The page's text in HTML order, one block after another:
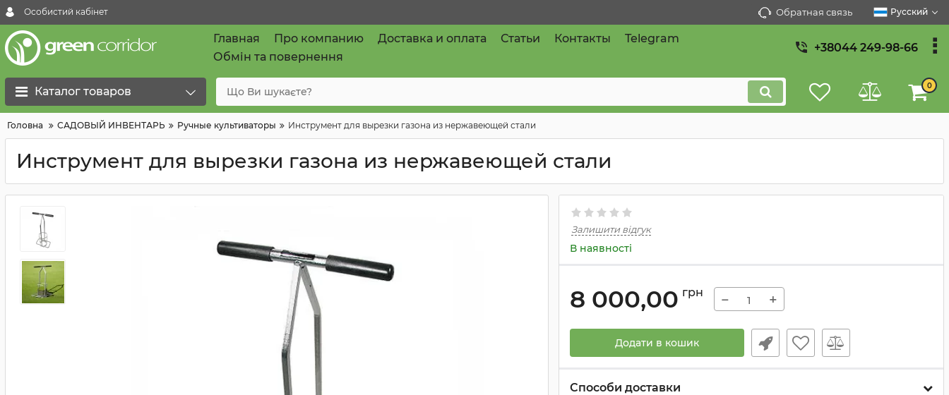
Особистий кабінет Обратная связь Русский
Главная Про компанию Доставка и оплата Статьи Контакты
Telegram
Обмін та повернення
+38044 249-98-66
Каталог товаров 0
Головна САДОВЫЙ ИНВЕНТАРЬ Ручные культиваторы Инструмент для вырезки газона из нержавеющей стали
Инструмент для вырезки газона из нержавеющей стали
Залишити відгук
В наявності
8 000,00 грн − +
Додати в кошик
Способи доставки